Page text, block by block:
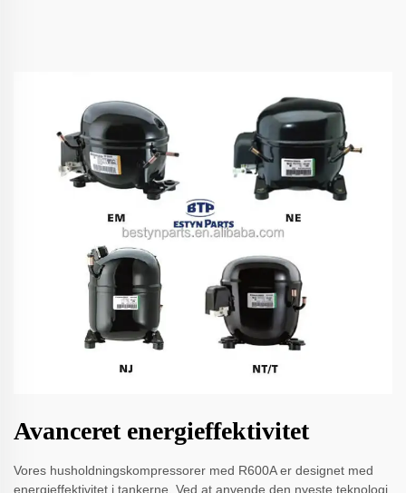
Avanceret energieffektivitet
Vores husholdningskompressorer med R600A er designet med
energieffektivitet i tankerne. Ved at anvende den nyeste teknologi